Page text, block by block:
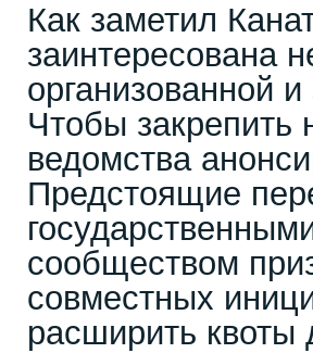
Как заметил
заинтересована
организованной
Чтобы закрепить
ведомства
Предстоящие
сообществом
совместных
расширить квоты